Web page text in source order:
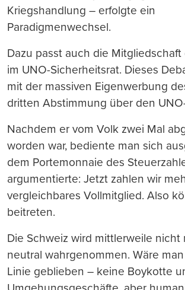
Kriegshandlung – erfolgte ein
Paradigmenwechsel.
Dazu passt auch die Mitgliedschaft
im UNO-Sicherheitsrat. Dieses
mit der massiven Eigenwerbung
dritten Abstimmung über den
Nachdem er vom Volk zwei Mal
worden war, bediente man sich
dem Portemonnaie des
argumentierte: Jetzt zahlen wir
vergleichbares Vollmitglied. Also
beitreten.
Die Schweiz wird mittlerweile nicht
neutral wahrgenommen. Wäre
Linie geblieben – keine Boykotte